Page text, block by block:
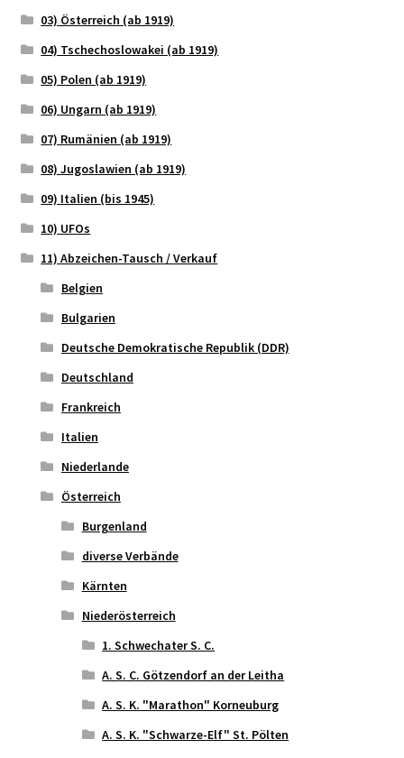
03) Österreich (ab 1919)
04) Tschechoslowakei (ab 1919)
05) Polen (ab 1919)
06) Ungarn (ab 1919)
07) Rumänien (ab 1919)
08) Jugoslawien (ab 1919)
09) Italien (bis 1945)
10) UFOs
11) Abzeichen-Tausch / Verkauf
Belgien
Bulgarien
Deutsche Demokratische Republik (DDR)
Deutschland
Frankreich
Italien
Niederlande
Österreich
Burgenland
diverse Verbände
Kärnten
Niederösterreich
1. Schwechater S. C.
A. S. C. Götzendorf an der Leitha
A. S. K. "Marathon" Korneuburg
A. S. K. "Schwarze-Elf" St. Pölten